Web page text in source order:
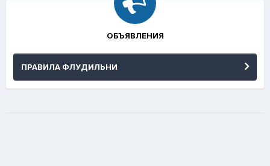
ОБЪЯВЛЕНИЯ
ПРАВИЛА ФЛУДИЛЬНИ